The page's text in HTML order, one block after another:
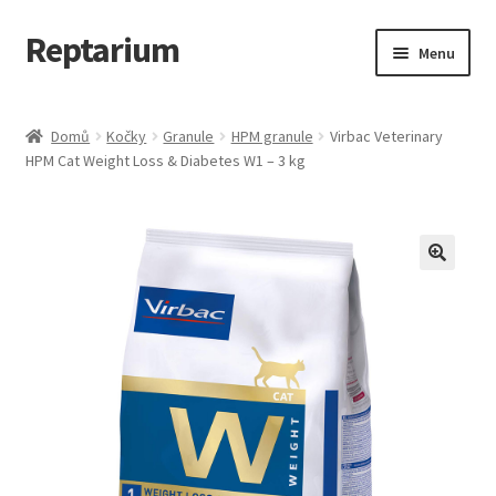
Přeskočit
na
Přejít
k
webu
Reptarium Menu
Košík
Vše pro kočky
Domů Kočky Granule HPM granule
Virbac Veterinary
HPM Cat Weight Loss & Diabetes W1 – 3 kg